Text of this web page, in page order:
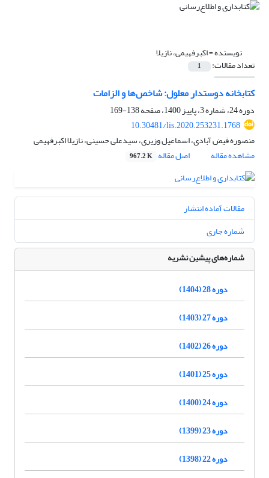
نویسنده =اکبرفهیمی، نازیلا
تعداد مقالات: 1
کتابخانه دوستدار معلول: شاخص‌ها و الزامات
دوره 24، شماره 3، پاییز 1400، صفحه
138-169
10.30481/lis.2020.253231.1768
منصوره فیض آبادی، اسماعیل وزیری، سیدعلی حسینی، نازیلا اکبرفهیمی
مشاهده مقاله
اصل مقاله 967.2 K
مقالات آماده انتشار
شماره جاری
شماره‌های پیشین نشریه
دوره 28 (1404)
دوره 27 (1403)
دوره 26 (1402)
دوره 25 (1401)
دوره 24 (1400)
دوره 23 (1399)
دوره 22 (1398)